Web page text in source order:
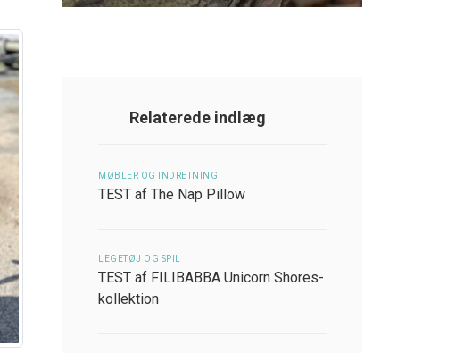
Relaterede indlæg
MØBLER OG INDRETNING
TEST af The Nap Pillow
LEGETØJ OG SPIL
TEST af FILIBABBA Unicorn Shores-
kollektion